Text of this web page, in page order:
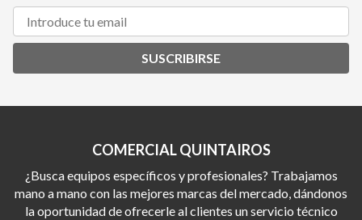
SUSCRIBIRSE
COMERCIAL QUINTAIROS
¿Busca equipos específicos y profesionales? Trabajamos
mano a mano con las mejores marcas del mercado, dándonos
la oportunidad de ofrecerle al clientes un servicio técnico